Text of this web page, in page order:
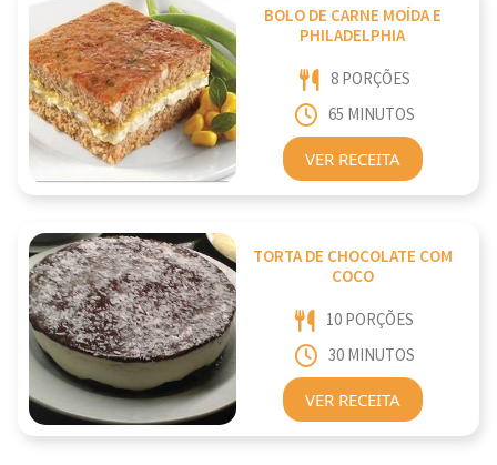
BOLO DE CARNE MOÍDA E
PHILADELPHIA
8 PORÇÕES
65 MINUTOS
VER RECEITA
TORTA DE CHOCOLATE COM
COCO
10 PORÇÕES
30 MINUTOS
VER RECEITA